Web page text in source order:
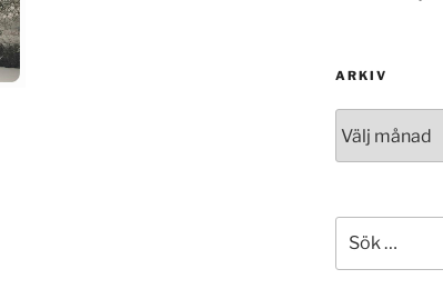
ARKIV
efter: